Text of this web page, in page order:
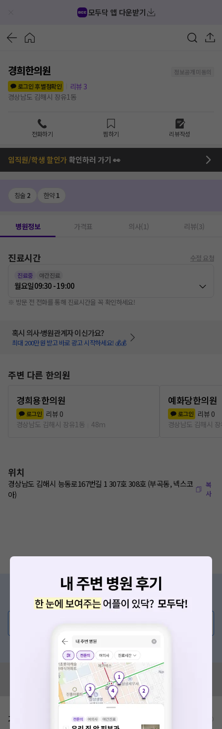
모두닥 앱 다운받기
경희한의원
정보공개 미동의
로그인 후 별점확인
리뷰 3
경상남도 김해시 장유1동
전화하기 찜하기 리뷰작성
임직원/학생 할인가확인하러 가기 👀
침술 2 한약1
병원정보 가격표 의사(1) 리뷰(3)
진료시간 수정 요청
진료중 야간진료
월요일09:30 - 19:00
※ 방문 전 전화를 통해 진료시간을 꼭 확인하세요!
혹시 의사·병원관계자 이신가요?
최대 200만원 받고 바로 광고 시작하세요! 💰💰
주변 다른 한의원
경희용한의원
로그인 리뷰 0
경상남도 김해시 장유1동
48m
예화당한의원
로그인 리뷰 0
경상남도 김해시
위치
경상남도 김해시 능동로167번길 1 307호 308호 (부곡동, 넥스코
아)
복
사
증상/치료, 궁금한 점이 있나요?
의사가 직접 답해드려요!
혹은, 의료상담 서비스에 다양한 게시글 보러가기
혹시 잘못된 병원정보가 있나요?
모두닥 팀에 알려주세요!
가격표